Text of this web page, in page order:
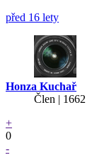
před 16 lety
Honza Kuchař
Člen | 1662
+
0
-